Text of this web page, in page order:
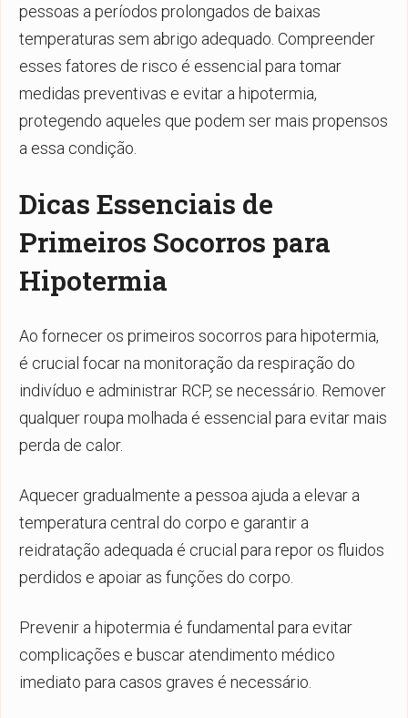
pessoas a períodos prolongados de baixas
temperaturas sem abrigo adequado. Compreender
esses fatores de risco é essencial para tomar
medidas preventivas e evitar a hipotermia,
protegendo aqueles que podem ser mais propensos
a essa condição.
Dicas Essenciais de
Primeiros Socorros para
Hipotermia
Ao fornecer os primeiros socorros para hipotermia,
é crucial focar na monitoração da respiração do
indivíduo e administrar RCP, se necessário. Remover
qualquer roupa molhada é essencial para evitar mais
perda de calor.
Aquecer gradualmente a pessoa ajuda a elevar a
temperatura central do corpo e garantir a
reidratação adequada é crucial para repor os fluidos
perdidos e apoiar as funções do corpo.
Prevenir a hipotermia é fundamental para evitar
complicações e buscar atendimento médico
imediato para casos graves é necessário.